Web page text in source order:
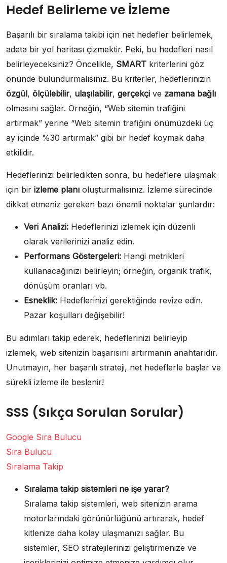
Hedef Belirleme ve İzleme
Başarılı bir sıralama takibi için net hedefler belirlemek,
adeta bir yol haritası çizmektir. Peki, bu hedefleri nasıl
belirleyeceksiniz? Öncelikle, SMART kriterlerini göz
önünde bulundurmalısınız. Bu kriterler, hedeflerinizin
özgül, ölçülebilir, ulaşılabilir, gerçekçi ve zamana bağlı
olmasını sağlar. Örneğin, “Web sitemin trafiğini
artırmak” yerine “Web sitemin trafiğini önümüzdeki üç
ay içinde %30 artırmak” gibi bir hedef koymak daha
etkilidir.
Hedeflerinizi belirledikten sonra, bu hedeflere ulaşmak
için bir izleme planı oluşturmalısınız. İzleme sürecinde
dikkat etmeniz gereken bazı önemli noktalar şunlardır:
Veri Analizi: Hedeflerinizi izlemek için düzenli
olarak verilerinizi analiz edin.
Performans Göstergeleri: Hangi metrikleri
kullanacağınızı belirleyin; örneğin, organik trafik,
dönüşüm oranları vb.
Esneklik: Hedeflerinizi gerektiğinde revize edin.
Pazar koşulları değişebilir!
Bu adımları takip ederek, hedeflerinizi belirleyip
izlemek, web sitenizin başarısını artırmanın anahtarıdır.
Unutmayın, her başarılı strateji, net hedeflerle başlar ve
sürekli izleme ile beslenir!
SSS (Sıkça Sorulan Sorular)
Google Sıra Bulucu
Sıra Bulucu
Sıralama Takip
Sıralama takip sistemleri ne işe yarar?
Sıralama takip sistemleri, web sitenizin arama
motorlarındaki görünürlüğünü artırarak, hedef
kitlenize daha kolay ulaşmanızı sağlar. Bu
sistemler, SEO stratejilerinizi geliştirmenize ve